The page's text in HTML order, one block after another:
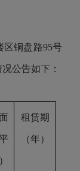
区铜盘路95号
公告如下：
租赁期
（年）